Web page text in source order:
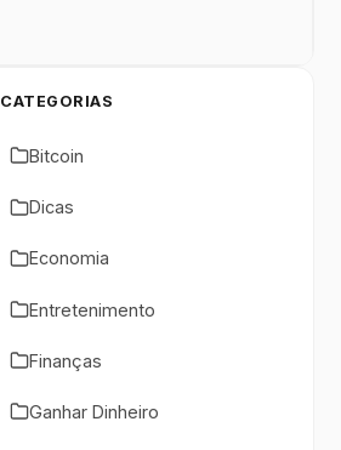
CATEGORIAS
Bitcoin
Dicas
Economia
Entretenimento
Finanças
Ganhar Dinheiro